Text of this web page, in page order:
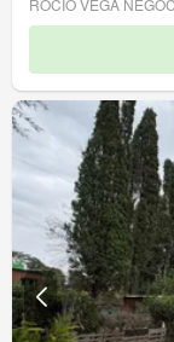
ROCIO VEGA